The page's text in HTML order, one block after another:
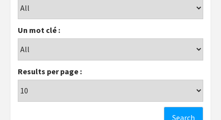
Un mot clé :
Results per page :